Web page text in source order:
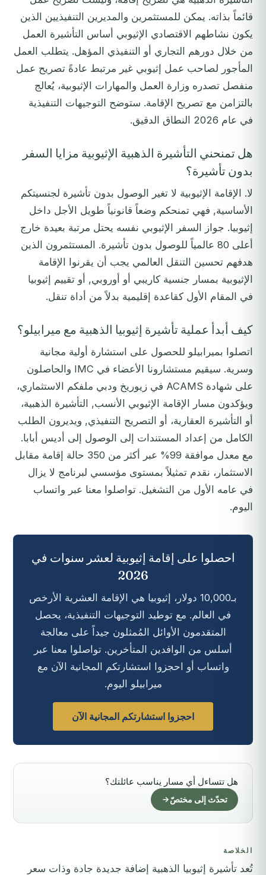
قائماً بذاته. يمكن للمستثمرين والمديرين التنفيذيين الذين
يكون نشاطهم الاقتصادي الإثيوبي أساس التأشيرة العمل
من خلال دورهم التجاري أو التنفيذي المؤهل. يتطلب العمل
المأجور لصاحب عمل إثيوبي غير مرتبط عادةً تصريح عمل
منفصل تصدره وزارة العمل والمهارات الإثيوبية، يُعالج
بالتزامن مع تصريح الإقامة. ستوضح التوجيهات التنفيذية
في عام 2026 النطاق الدقيق.
هل تمنحني التأشيرة الذهبية الإثيوبية مزايا السفر
بدون تأشيرة؟
لا. الإقامة الإثيوبية لا تغير الوصول بدون تأشيرة لجنسيتكم
الأساسية, فهي تمنحكم وضعاً قانونياً طويل الأجل داخل
إثيوبيا. جواز السفر الإثيوبي نفسه يحتل مرتبة بعيدة خارج
أعلى 80 عالمياً للوصول بدون تأشيرة. المستثمرون الذين
هدفهم تحسين التنقل العالمي يجب أن يقرنوا الإقامة
الإثيوبية بمسار جنسية كاريبي أو أوروبي, أو تقييم إثيوبيا
في المقام الأول كقاعدة إقليمية بدلاً من أداة تنقل.
كيف أبدأ عملية تأشيرة إثيوبيا الذهبية مع ميرابيلو؟
اتصلوا بميرابيلو للحصول على استشارة أولية مجانية
وسرية. سيقيم مستشارونا الأعضاء في IMC والحاصلون
على شهادة ACAMS في زيوريخ ودبي ملفكم الاستثماري،
ويؤكدون مسار الإقامة الإثيوبي الأنسب, التأشيرة الذهبية،
أو التأشيرة العقارية، أو التصريح التنفيذي, ويديرون الطلب
الكامل من إعداد المستندات إلى الوصول إلى أديس أبابا.
مع معدل موافقة 99% عبر أكثر من 350 حالة إقامة مقابل
الاستثمار، نقدم تمثيلاً بمستوى مؤسسي لبرنامج لا يزال
في عامه الأول من التشغيل. تواصلوا معنا عبر واتساب
اليوم.
احصلوا على إقامة إثيوبية لعشر سنوات في
2026
بـ10,000 دولار، إثيوبيا هي الإقامة العشرية الأرخص
في العالم. مع توطيد التوجيهات التنفيذية، يحصل
المتقدمون الأوائل المُمثلون جيداً على معالجة
أسلس من الوافدين المتأخرين. تواصلوا معنا عبر
واتساب أو احجزوا استشارتكم المجانية الآن مع
ميرابيلو اليوم.
احجزوا استشارتكم المجانية الآن
هل تتساءل أي مسار يناسب عائلتك؟
تحدّث إلى مختصّ
الخلاصة
تُعد تأشيرة إثيوبيا الذهبية إضافة جديدة جادة وذات سعر